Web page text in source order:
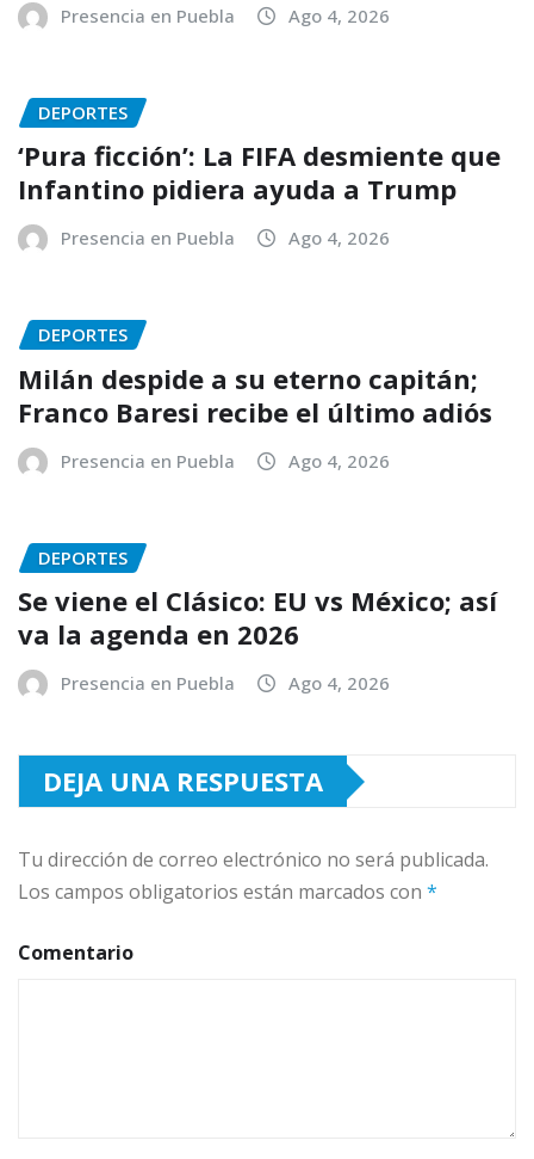
Presencia en Puebla Ago 4, 2026
DEPORTES
‘Pura ficción’: La FIFA desmiente que
Infantino pidiera ayuda a Trump
Presencia en Puebla Ago 4, 2026
DEPORTES
Milán despide a su eterno capitán;
Franco Baresi recibe el último adiós
Presencia en Puebla Ago 4, 2026
DEPORTES
Se viene el Clásico: EU vs México; así
va la agenda en 2026
Presencia en Puebla Ago 4, 2026
DEJA UNA RESPUESTA
Tu dirección de correo electrónico no será publicada.
Los campos obligatorios están marcados con *
Comentario